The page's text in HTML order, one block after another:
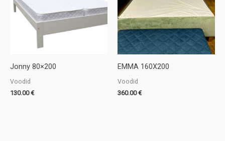
Jonny 80×200
Voodid
130.00€
EMMA 160X200
Voodid
360.00€